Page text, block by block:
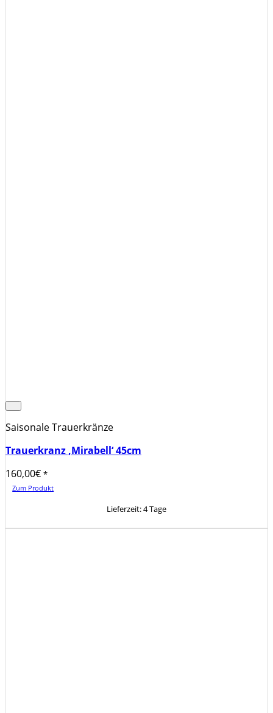
Saisonale Trauerkränze
Trauerkranz ‚Mirabell‘ 45cm
160,00€ *
Zum Produkt
Lieferzeit:4 Tage